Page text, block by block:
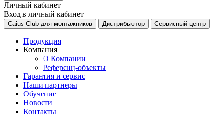
Личный кабинет
Вход в личный кабинет
Caius Club для монтажников Дистрибьютор Сервисный центр
Продукция
Компания
О Компании
Референц-объекты
Гарантия и сервис
Наши партнеры
Обучение
Новости
Контакты